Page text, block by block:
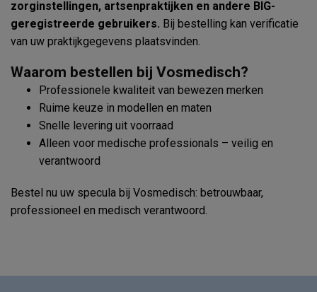
zorginstellingen, artsenpraktijken en andere BIG-
geregistreerde gebruikers. Bij bestelling kan verificatie
van uw praktijkgegevens plaatsvinden.
Waarom bestellen bij Vosmedisch?
Professionele kwaliteit van bewezen merken
Ruime keuze in modellen en maten
Snelle levering uit voorraad
Alleen voor medische professionals – veilig en
verantwoord
Bestel nu uw specula bij Vosmedisch: betrouwbaar,
professioneel en medisch verantwoord.